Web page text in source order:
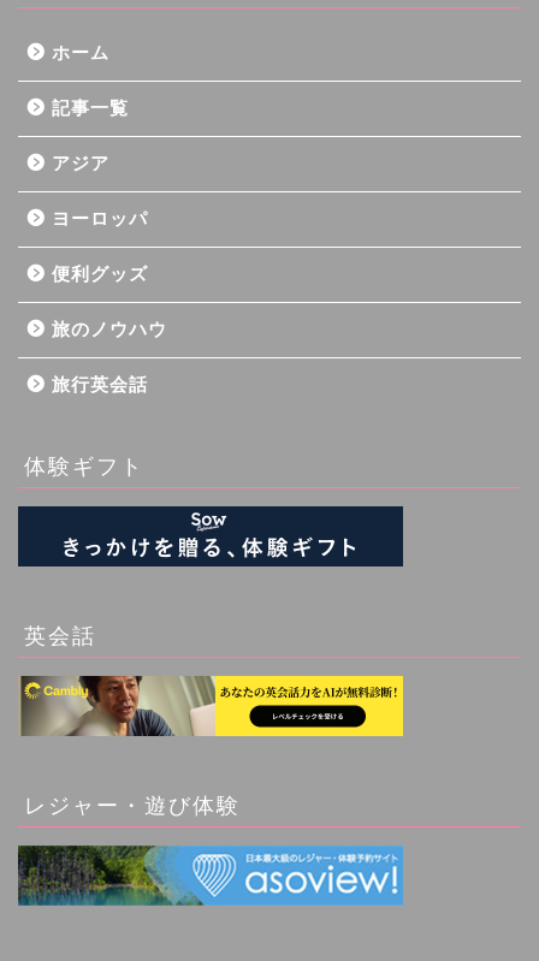
ホーム
記事一覧
アジア
ヨーロッパ
便利グッズ
旅のノウハウ
旅行英会話
体験ギフト
英会話
レジャー・遊び体験
アジア（Asia）
ヨーロッパ（Europe）